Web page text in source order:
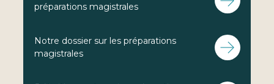
préparations magistrales
Notre dossier sur les préparations
magistrales